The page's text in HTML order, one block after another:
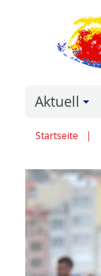
Aktuell
Startseite